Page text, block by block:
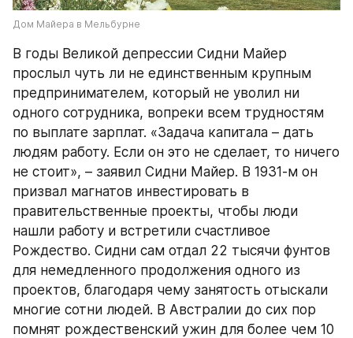
Дом Майера в Мельбурне
В годы Великой депрессии Сидни Майер
прослыл чуть ли не единственным крупным
предпринимателем, который не уволил ни
одного сотрудника, вопреки всем трудностям
по выплате зарплат. «Задача капитала – дать
людям работу. Если он это не сделает, то ничего
не стоит», – заявил Сидни Майер. В 1931-м он
призвал магнатов инвестировать в
правительственные проекты, чтобы люди
нашли работу и встретили счастливое
Рождество. Сидни сам отдал 22 тысячи фунтов
для немедленного продолжения одного из
проектов, благодаря чему занятость отыскали
многие сотни людей. В Австралии до сих пор
помнят рождественский ужин для более чем 10